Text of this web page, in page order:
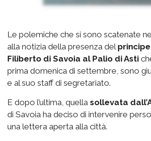
Le polemiche che si sono scatenate
alla notizia della presenza del
Filiberto di Savoia al Palio di Asti
prima domenica di settembre, sono
e al suo staff di segretariato.
E dopo l’ultima, quella sollevata
di Savoia ha deciso di intervenire
una lettera aperta alla città.